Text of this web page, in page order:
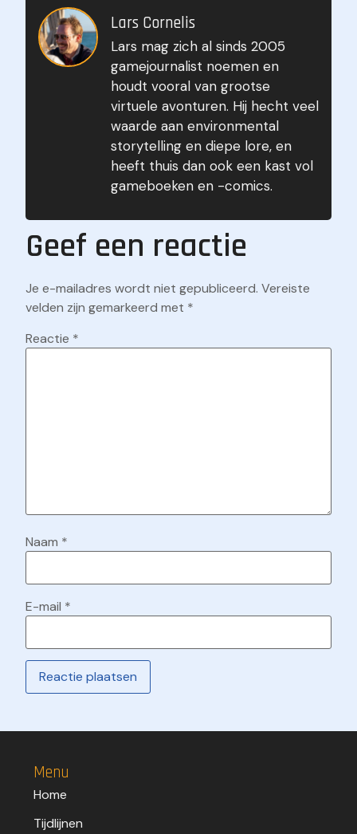
Gears of War Volgorde
9 juni 2024
Lars Cornelis
Lars mag zich al sinds 2005
gamejournalist noemen en
houdt vooral van grootse
virtuele avonturen. Hij hecht veel
waarde aan environmental
storytelling en diepe lore, en
heeft thuis dan ook een kast vol
gameboeken en -comics.
Geef een reactie
Je e-mailadres wordt niet gepubliceerd. Vereiste
velden zijn gemarkeerd met *
Reactie *
Naam *
E-mail *
Menu
Home
Tijdlijnen